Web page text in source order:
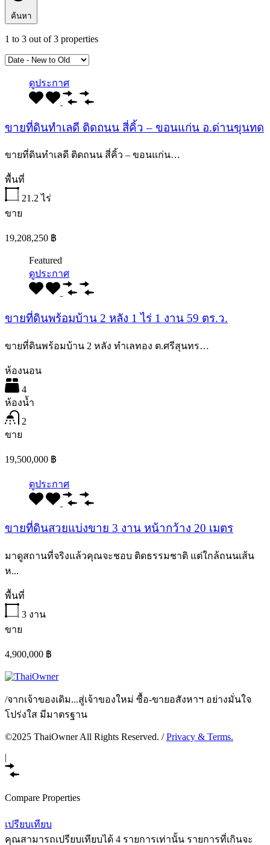
ค้นหา
1 to 3 out of3 properties
ดูประกาศ
ขายที่ดินทำเลดี ติดถนน สี่คิ้ว – ขอนแก่น อ.ด่านขุนทด
ขายที่ดินทำเลดี ติดถนน สี่คิ้ว – ขอนแก่น…
พื้นที่
21.2 ไร่
ขาย
19,208,250 ฿
Featured
ดูประกาศ
ขายที่ดินพร้อมบ้าน 2 หลัง 1 ไร่ 1 งาน 59 ตร.ว.
ขายที่ดินพร้อมบ้าน 2 หลัง ทำเลทอง ต.ศรีสุนทร…
ห้องนอน
4
ห้องน้ำ
2
ขาย
19,500,000 ฿
ดูประกาศ
ขายที่ดินสวยแบ่งขาย 3 งาน หน้ากว้าง 20 เมตร
มาดูสถานที่จริงแล้วคุณจะชอบ ติดธรรมชาติ แต่ใกล้ถนนเส้น
ห...
พื้นที่
3 งาน
ขาย
4,900,000 ฿
/จากเจ้าของเดิม...สู่เจ้าของใหม่ ซื้อ-ขายอสังหาฯ อย่างมั่นใจ
โปร่งใส มีมาตรฐาน
©2025 ThaiOwner All Rights Reserved. /Privacy & Terms.
|
Compare Properties
เปรียบเทียบ
คุณสามารถเปรียบเทียบได้ 4 รายการเท่านั้น รายการที่เกินจะ